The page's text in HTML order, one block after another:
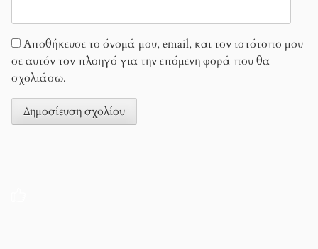
Αποθήκευσε το όνομά μου, email, και τον ιστότοπο μου
σε αυτόν τον πλοηγό για την επόμενη φορά που θα
σχολιάσω.